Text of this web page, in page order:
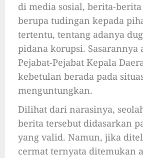
di media sosial, berita-
berupa tudingan kepada
tertentu, tentang adanya
pidana korupsi. Sasarannya
Pejabat-Pejabat Kepala
kebetulan berada pada
menguntungkan.
Dilihat dari narasinya,
berita tersebut didasarkan
yang valid. Namun, jika
cermat ternyata ditemukan